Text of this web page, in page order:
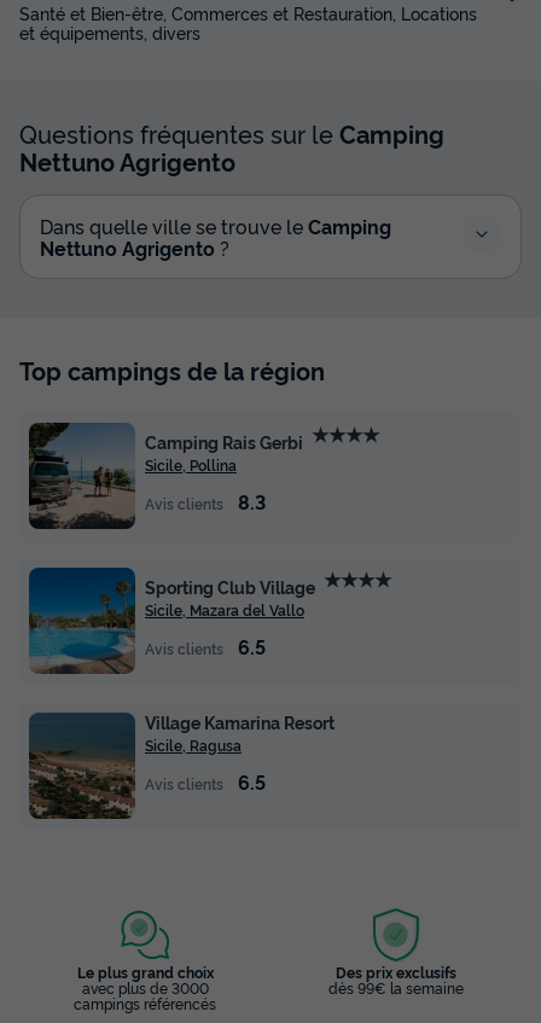
Santé et Bien-être, Commerces et Restauration, Locations
et équipements, divers
Questions fréquentes sur leCamping
Nettuno Agrigento
Dans quelle ville se trouve leCamping
Nettuno Agrigento ?
Top campings de la région
Camping Rais Gerbi ★★★★
Sicile, Pollina
Avis clients
8.3
Sporting Club Village ★★★★
Sicile, Mazara del Vallo
Avis clients
6.5
Village Kamarina Resort
Sicile, Ragusa
Avis clients
6.5
Le plus grand choix
avec plus de 3000
campings référencés
Des prix exclusifs
dès 99€ la semaine